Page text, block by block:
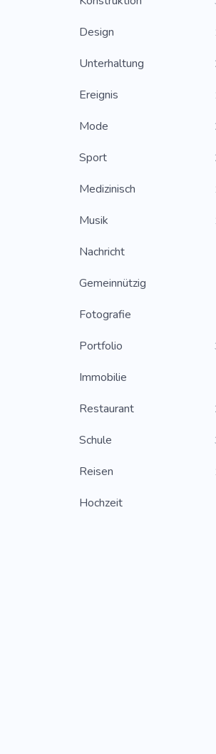
Design
Unterhaltung
Ereignis
Mode
Sport
Medizinisch
Musik
Nachricht
Gemeinnützig
Fotografie
Portfolio
Immobilie
Restaurant
Schule
Reisen
Hochzeit